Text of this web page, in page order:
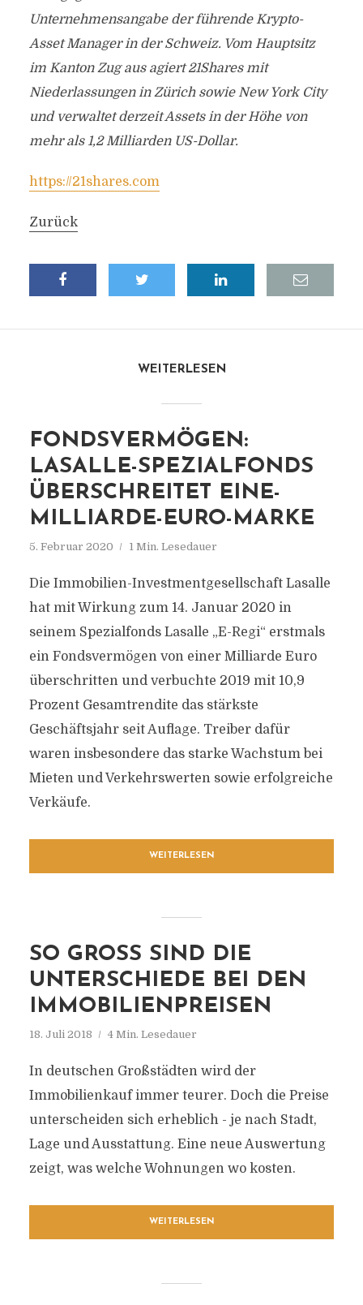
Unternehmensangabe der führende Krypto-
Asset Manager in der Schweiz. Vom Hauptsitz
im Kanton Zug aus agiert 21Shares mit
Niederlassungen in Zürich sowie New York City
und verwaltet derzeit Assets in der Höhe von
mehr als 1,2 Milliarden US-Dollar.
https://21shares.com
Zurück
WEITERLESEN
FONDSVERMÖGEN:
LASALLE-SPEZIALFONDS
ÜBERSCHREITET EINE-
MILLIARDE-EURO-MARKE
5. Februar 2020 1 Min. Lesedauer
Die Immobilien-Investmentgesellschaft Lasalle
hat mit Wirkung zum 14. Januar 2020 in
seinem Spezialfonds Lasalle „E-Regi“ erstmals
ein Fondsvermögen von einer Milliarde Euro
überschritten und verbuchte 2019 mit 10,9
Prozent Gesamtrendite das stärkste
Geschäftsjahr seit Auflage. Treiber dafür
waren insbesondere das starke Wachstum bei
Mieten und Verkehrswerten sowie erfolgreiche
Verkäufe.
WEITERLESEN
SO GROSS SIND DIE U
NTERSCHIEDE BEI DEN I
MMOBILIENPREISEN
18. Juli 2018 4 Min. Lesedauer
In deutschen Großstädten wird der
Immobilienkauf immer teurer. Doch die Preise
unterscheiden sich erheblich - je nach Stadt,
Lage und Ausstattung. Eine neue Auswertung
zeigt, was welche Wohnungen wo kosten.
WEITERLESEN